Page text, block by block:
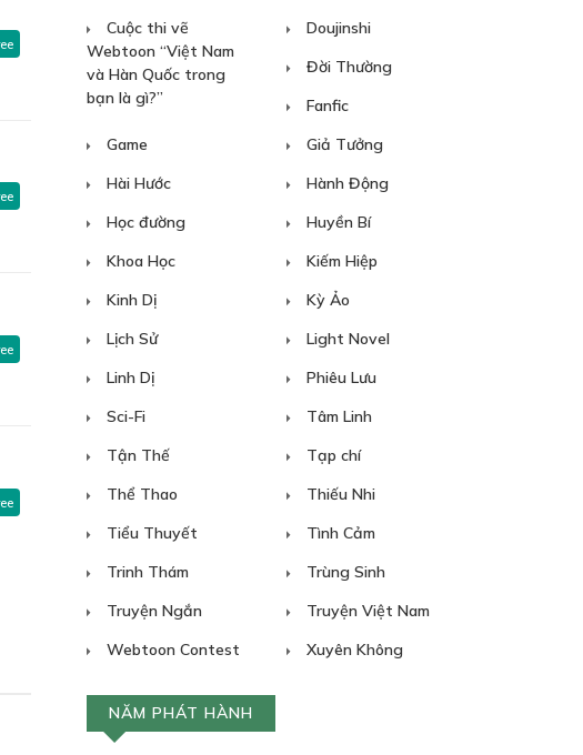
Cuộc thi vẽ
Webtoon “Việt Nam
và Hàn Quốc trong
bạn là gì?”
Doujinshi
Đời Thường
Fanfic
Game
Giả Tưởng
Hài Hước
Hành Động
Học đường
Huyền Bí
Khoa Học
Kiếm Hiệp
Kinh Dị
Kỳ Ảo
Lịch Sử
Light Novel
Linh Dị
Phiêu Lưu
Sci-Fi
Tâm Linh
Tận Thế
Tạp chí
Thể Thao
Thiếu Nhi
Tiểu Thuyết
Tình Cảm
Trinh Thám
Trùng Sinh
Truyện Ngắn
Truyện Việt Nam
Webtoon Contest
Xuyên Không
NĂM PHÁT HÀNH